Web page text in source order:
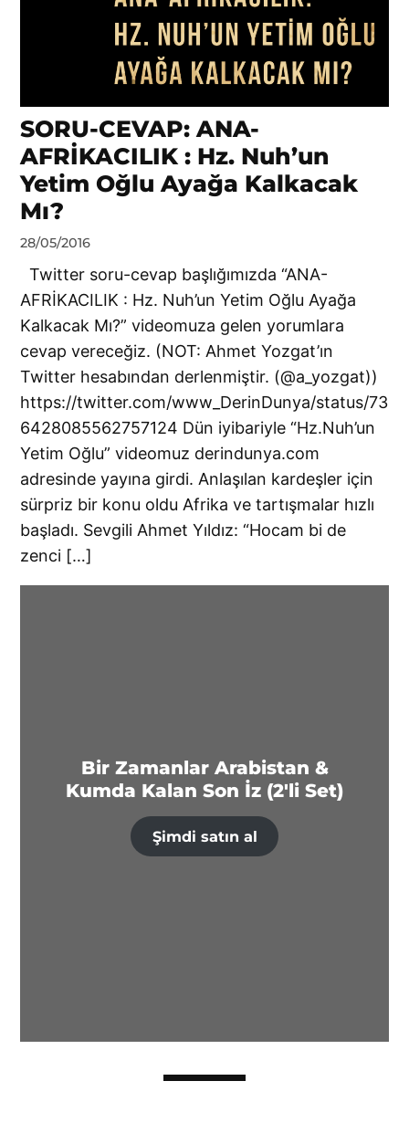
SORU-CEVAP: ANA-
AFRİKACILIK : Hz. Nuh’un
Yetim Oğlu Ayağa Kalkacak
Mı?
by
Ahmet
Yozgat
28/05/2016
Twitter soru-cevap başlığımızda “ANA-
AFRİKACILIK : Hz. Nuh’un Yetim Oğlu Ayağa
Kalkacak Mı?” videomuza gelen yorumlara
cevap vereceğiz. (NOT: Ahmet Yozgat’ın
Twitter hesabından derlenmiştir. (@a_yozgat))
https://twitter.com/www_DerinDunya/status/73
6428085562757124 Dün iyibariyle “Hz.Nuh’un
Yetim Oğlu” videomuz derindunya.com
adresinde yayına girdi. Anlaşılan kardeşler için
sürpriz bir konu oldu Afrika ve tartışmalar hızlı
başladı. Sevgili Ahmet Yıldız: “Hocam bi de
zenci […]
Bir Zamanlar Arabistan &
Kumda Kalan Son İz (2'li Set)
Şimdi satın al